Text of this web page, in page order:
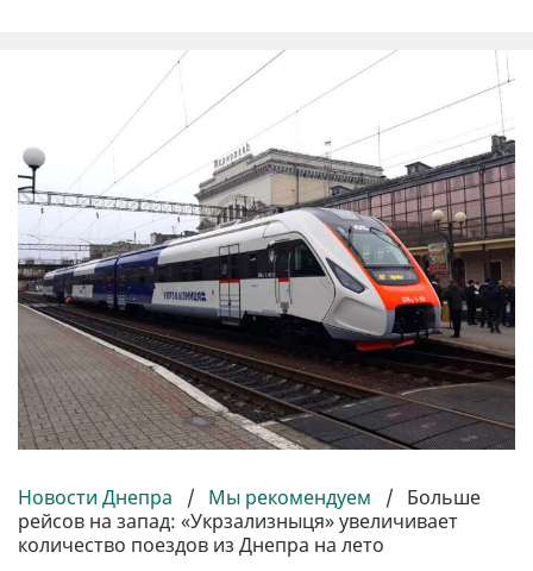
Новости Днепра / Мы рекомендуем / Больше
рейсов на запад: «Укрзализныця» увеличивает
количество поездов из Днепра на лето